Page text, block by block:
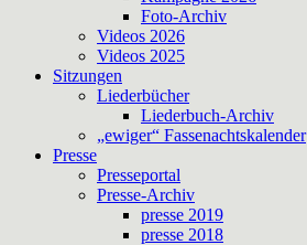
Foto-Archiv
Videos 2026
Videos 2025
Sitzungen
Liederbücher
Liederbuch-Archiv
„ewiger“ Fassenachtskalender
Presse
Presseportal
Presse-Archiv
presse 2019
presse 2018